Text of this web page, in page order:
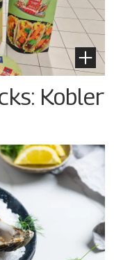
Kobler